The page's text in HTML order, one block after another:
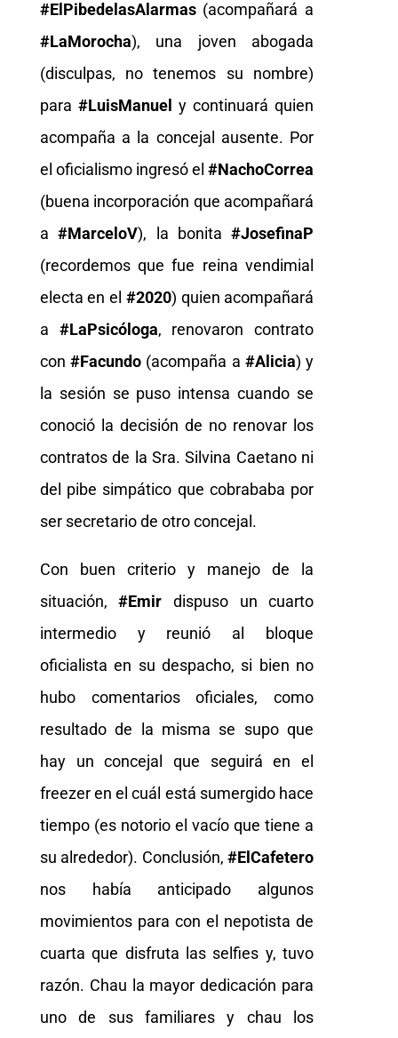
#ElPibedelasAlarmas(acompañará a
#LaMorocha), una joven abogada
(disculpas, no tenemos su nombre)
para #LuisManuel y continuará quien
acompaña a la concejal ausente. Por
el oficialismo ingresó el#NachoCorrea
(buena incorporación que acompañará
a#MarceloV), la bonita #JosefinaP
(recordemos que fue reina vendimial
electa en el #2020) quien acompañará
a #LaPsicóloga, renovaron contrato
con#Facundo (acompaña a #Alicia) y
la sesión se puso intensa cuando se
conoció la decisión de no renovar los
contratos de la Sra. Silvina Caetano ni
del pibe simpático que cobrababa por
ser secretario de otro concejal.
Con buen criterio y manejo de la
situación,#Emir dispuso un cuarto
intermedio y reunió al bloque
oficialista en su despacho, si bien no
hubo comentarios oficiales, como
resultado de la misma se supo que
hay un concejal que seguirá en el
freezer en el cuál está sumergido hace
tiempo (es notorio el vacío que tiene a
su alrededor). Conclusión,#ElCafetero
nos había anticipado algunos
movimientos para con el nepotista de
cuarta que disfruta las selfies y, tuvo
razón. Chau la mayor dedicación para
uno de sus familiares y chau los